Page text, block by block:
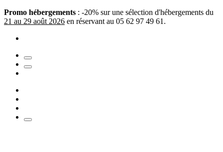
Promo hébergements : -20% sur une sélection d'hébergements du
21 au 29 août 2026 en réservant au 05 62 97 49 61.